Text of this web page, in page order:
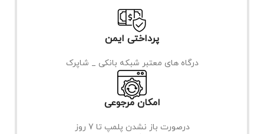
پرداختی ایمن
درگاه های معتبر شبکه بانکی _ شاپرک
امکان مرجوعی
درصورت باز نشدن پلمپ تا 7 روز